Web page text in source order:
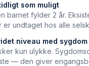
som muligt
barnet fylder 2 år.
er undtaget hos alle
niveau med sygdom
kun ulykke.
— den giver